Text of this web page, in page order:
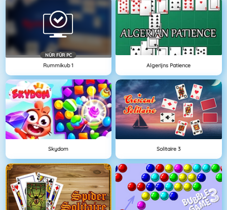
NÜR FÜR PC
Rummikub 1 Algerijns Patience
Skydom Solitaire 3